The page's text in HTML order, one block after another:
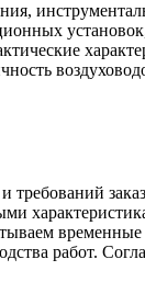
требований
работ.